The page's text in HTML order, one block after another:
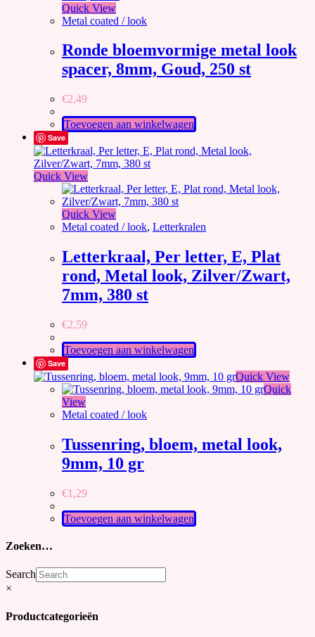
Quick View
Metal coated / look
Ronde bloemvormige metal look
spacer, 8mm, Goud, 250 st
€2,49
Toevoegen aan winkelwagen
Save
Quick View
Quick View
Metal coated / look, Letterkralen
Letterkraal, Per letter, E, Plat
rond, Metal look, Zilver/Zwart,
7mm, 380 st
€2,59
Toevoegen aan winkelwagen
Save
Quick View
Quick
View
Metal coated / look
Tussenring, bloem, metal look,
9mm, 10 gr
€1,29
Toevoegen aan winkelwagen
Zoeken…
Search
×
Productcategorieën